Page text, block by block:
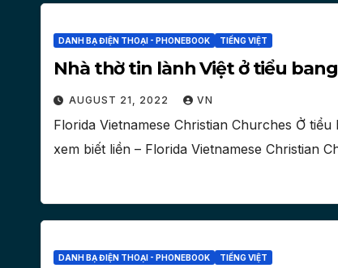
DANH BẠ ĐIỆN THOẠI - PHONEBOOK TIẾNG VIỆT
Nhà thờ tin lành Việt ở tiểu
AUGUST 21, 2022 VN
Florida Vietnamese Christian Churches Ở
xem biết liền – Florida Vietnamese Christian
DANH BẠ ĐIỆN THOẠI - PHONEBOOK TIẾNG VIỆT